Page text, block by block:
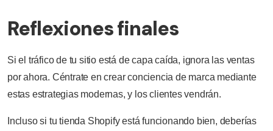
Reflexiones finales
Si el tráfico de tu sitio está de capa caída, ignora las ventas
por ahora. Céntrate en crear conciencia de marca mediante
estas estrategias modernas, y los clientes vendrán.
Incluso si tu tienda Shopify está funcionando bien, deberías